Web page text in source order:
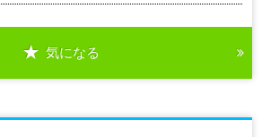
気になる